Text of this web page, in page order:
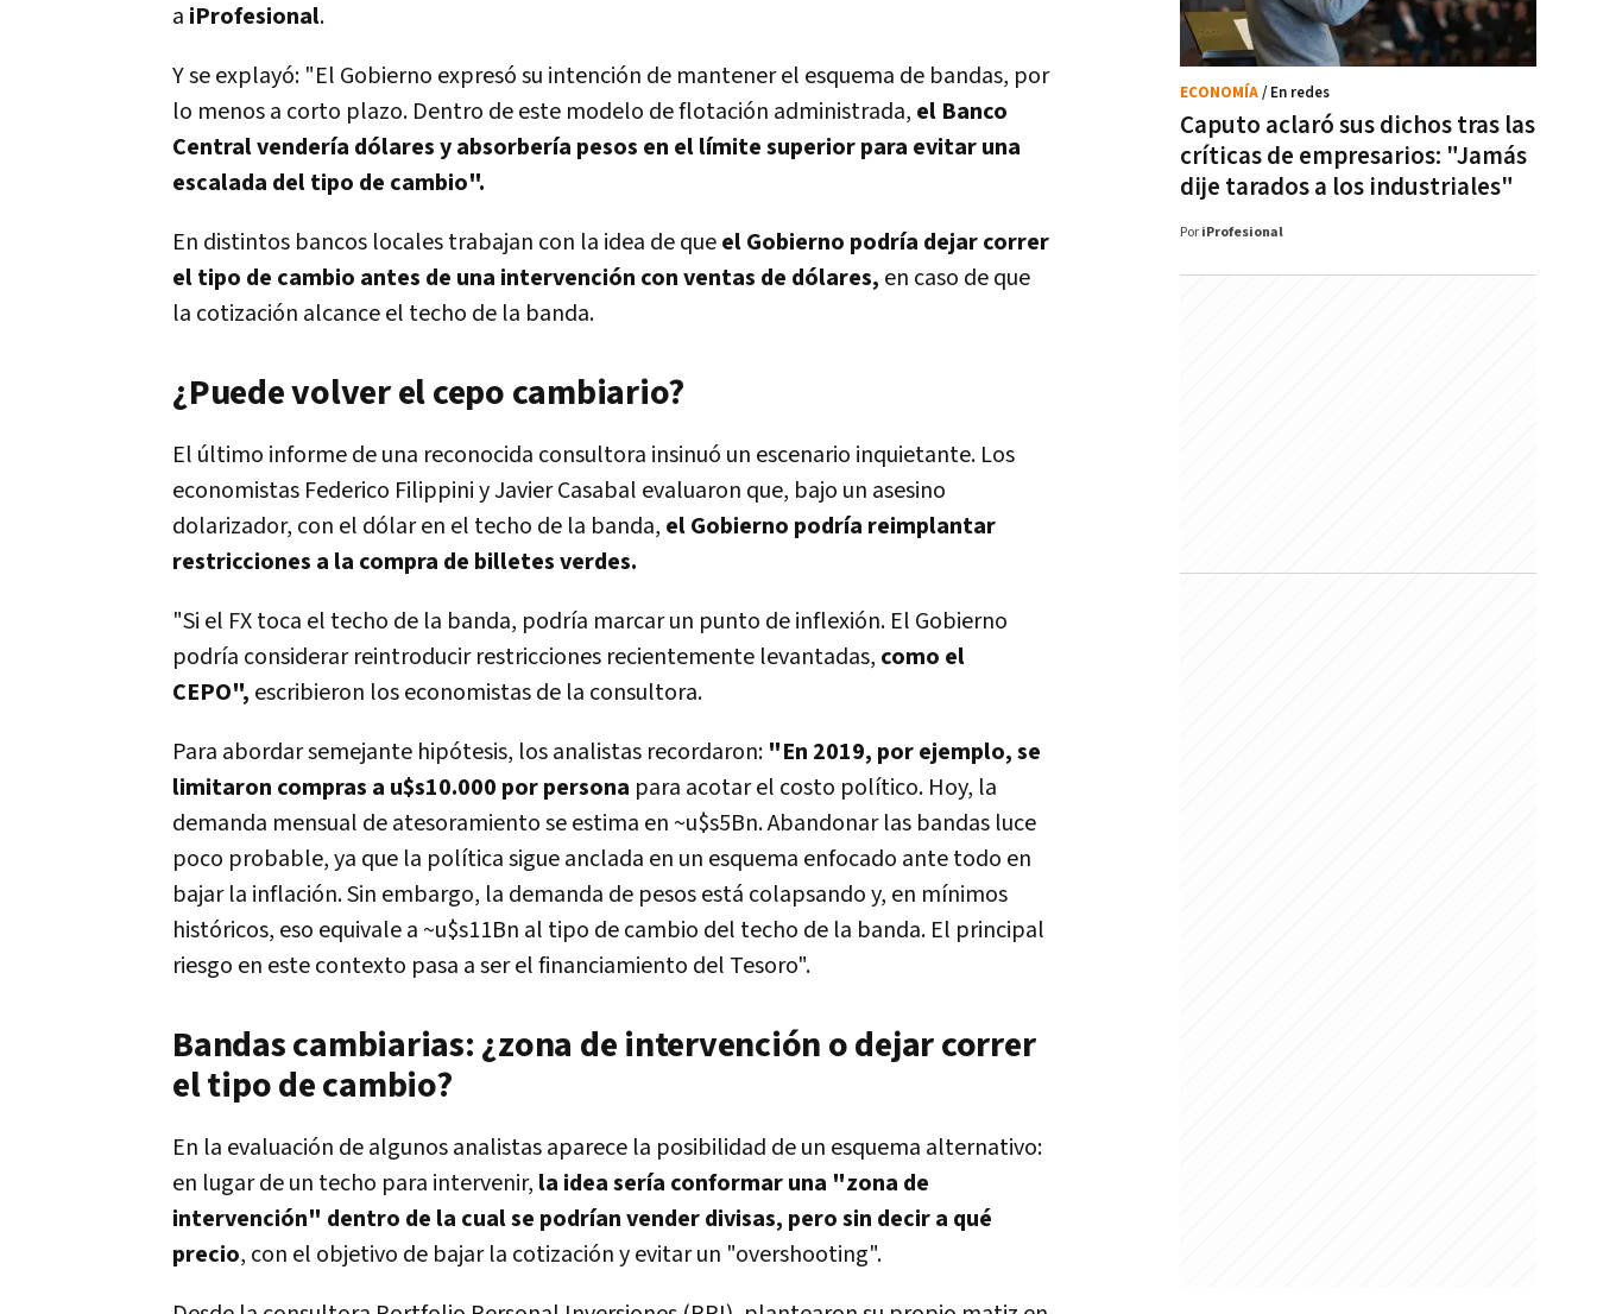
a iProfesional.
Y se explayó: "El Gobierno expresó su intención de mantener el esquema de bandas, por
lo menos a corto plazo. Dentro de este modelo de flotación administrada, el Banco
Central vendería dólares y absorbería pesos en el límite superior para evitar una
escalada del tipo de cambio".
En distintos bancos locales trabajan con la idea de queel Gobierno podría dejar correr
el tipo de cambio antes de una intervención con ventas de dólares, en caso de que
la cotización alcance el techo de la banda.
¿Puede volver el cepo cambiario?
El último informe de una reconocida consultora insinuó un escenario inquietante. Los
economistas Federico Filippini y Javier Casabal evaluaron que, bajo un asesino
dolarizador, con el dólar en el techo de la banda, el Gobierno podría reimplantar
restricciones a la compra de billetes verdes.
"Si el FX toca el techo de la banda, podría marcar un punto de inflexión. El Gobierno
podría considerar reintroducir restricciones recientemente levantadas, como el
CEPO", escribieron los economistas de la consultora.
Para abordar semejante hipótesis, los analistas recordaron: "En 2019, por ejemplo, se
limitaron compras a u$s10.000 por persona para acotar el costo político. Hoy, la
demanda mensual de atesoramiento se estima en ~u$s5Bn. Abandonar las bandas luce
poco probable, ya que la política sigue anclada en un esquema enfocado ante todo en
bajar la inflación. Sin embargo, la demanda de pesos está colapsando y, en mínimos
históricos, eso equivale a ~u$s11Bn al tipo de cambio del techo de la banda. El principal
riesgo en este contexto pasa a ser el financiamiento del Tesoro".
Bandas cambiarias: ¿zona de intervención o dejar correr
el tipo de cambio?
En la evaluación de algunos analistas aparece la posibilidad de un esquema alternativo:
en lugar de un techo para intervenir, la idea sería conformar una "zona de
intervención" dentro de la cual se podrían vender divisas, pero sin decir a qué
precio, con el objetivo de bajar la cotización y evitar un "overshooting".
Caputo aclaró sus dichos tras las
críticas de empresarios: "Jamás
dije tarados a los industriales"
ECONOMÍA/ En redes
Por iProfesional